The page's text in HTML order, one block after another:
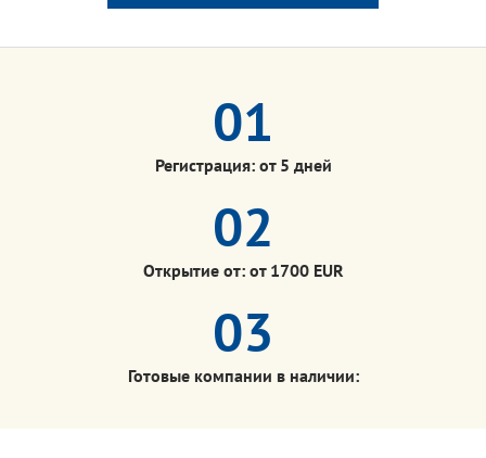
01
Регистрация: от 5 дней
02
Открытие от: от 1700 EUR
03
Готовые компании в наличии: